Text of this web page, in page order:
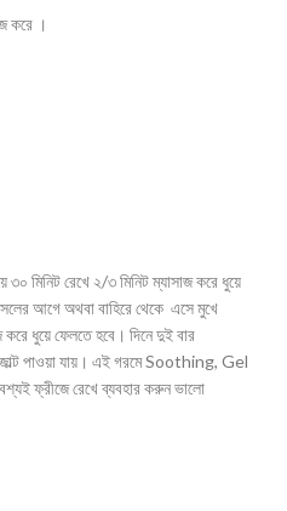
করে ‌।
মিনিট রেখে ২/৩ মিনিট ম্যাসাজ করে ধুয়ে
আগে অথবা বাহিরে থেকে এসে মুখে
করে ধুয়ে ফেলতে হবে। দিনে দুই বার
পাওয়া যায়। এই গরমে Soothing, Gel
ফ্রীজে রেখে ব্যবহার করুন ভালো